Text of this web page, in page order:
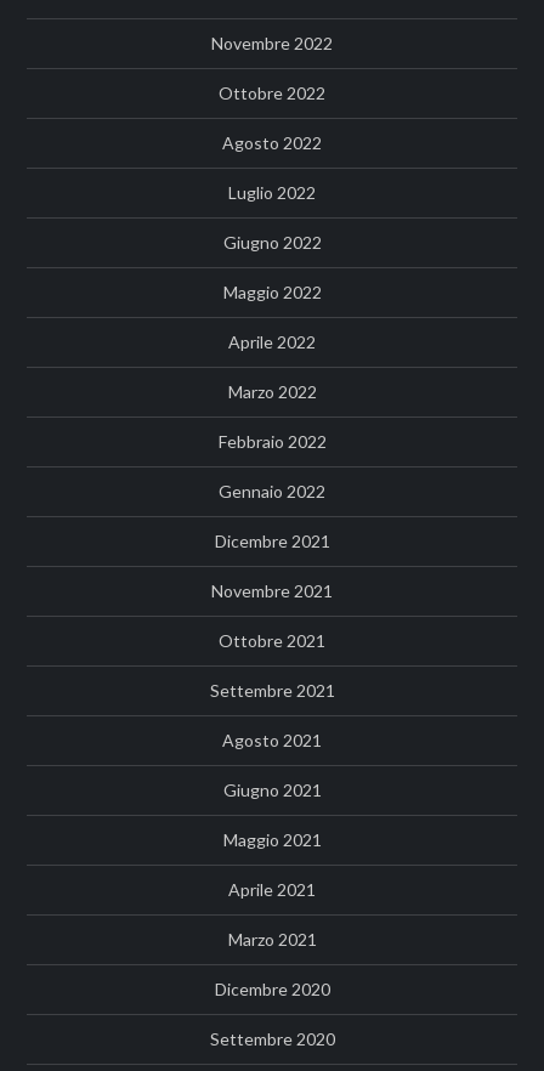
Novembre 2022
Ottobre 2022
Agosto 2022
Luglio 2022
Giugno 2022
Maggio 2022
Aprile 2022
Marzo 2022
Febbraio 2022
Gennaio 2022
Dicembre 2021
Novembre 2021
Ottobre 2021
Settembre 2021
Agosto 2021
Giugno 2021
Maggio 2021
Aprile 2021
Marzo 2021
Dicembre 2020
Settembre 2020